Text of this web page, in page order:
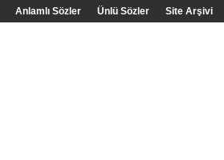
Anlamlı Sözler Ünlü Sözler Site Arşivi